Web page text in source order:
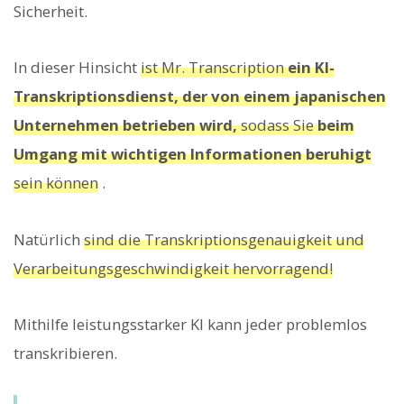
Sicherheit.
In dieser Hinsichtist Mr. Transcriptionein KI-
Transkriptionsdienst, der von einem japanischen
Unternehmen betrieben wird,sodass Siebeim
Umgang mit wichtigen Informationen beruhigt
sein können .
Natürlich sind die Transkriptionsgenauigkeit und
Verarbeitungsgeschwindigkeit hervorragend!
Mithilfe leistungsstarker KI kann jeder problemlos
transkribieren.